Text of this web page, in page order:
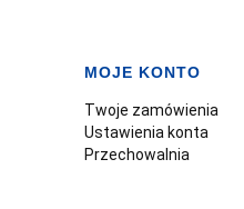
MOJE KONTO
Twoje zamówienia
Ustawienia konta
Przechowalnia